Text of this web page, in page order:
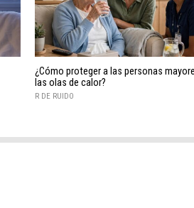
¿Cómo proteger a las personas
las olas de calor?
R DE RUIDO